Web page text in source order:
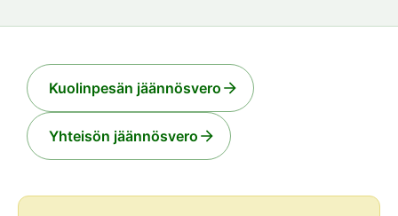
Kuolinpesän jäännösvero
Yhteisön jäännösvero